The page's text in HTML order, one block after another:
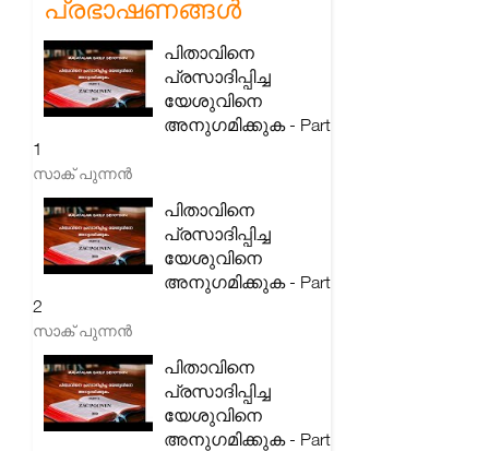
പ്രഭാഷണങ്ങൾ
പിതാവിനെ
പ്രസാദിപ്പിച്ച
യേശുവിനെ
അനുഗമിക്കുക - Part
1
സാക് പുന്നൻ
പിതാവിനെ
പ്രസാദിപ്പിച്ച
യേശുവിനെ
അനുഗമിക്കുക - Part
2
സാക് പുന്നൻ
പിതാവിനെ
പ്രസാദിപ്പിച്ച
യേശുവിനെ
അനുഗമിക്കുക - Part